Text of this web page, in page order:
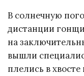
В солнечную
дистанции
на
вышли
плелись в